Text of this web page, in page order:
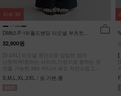
DM62-P-19/폴드밴딩 리오셀 부츠컷팬
츠_HR
32,900원
[S-2XL] 리오셀 원단으로 답답한 없이
산뜻하게!원하는 사이즈,기장으로 원하는 핏
연출 가능한 360 어디서 봐도 자연스럽고
균형잡힌 부츠컷 팬츠
S,M,L,XL,2XL / 숏,기본,롱
리뷰 35
[